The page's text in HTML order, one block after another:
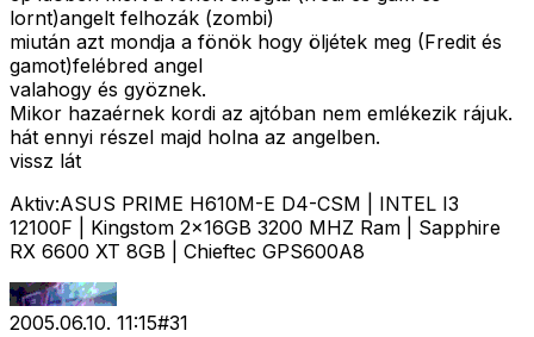
lornt)angelt felhozák (zombi)
miután azt mondja a fönök hogy öljétek meg (Fredit és
gamot)felébred angel
valahogy és gyöznek.
Mikor hazaérnek kordi az ajtóban nem emlékezik rájuk.
hát ennyi részel majd holna az angelben.
vissz lát
Aktiv:ASUS PRIME H610M-E D4-CSM | INTEL I3
12100F | Kingstom 2x16GB 3200 MHZ Ram | Sapphire
RX 6600 XT 8GB | Chieftec GPS600A8
2005.06.10. 11:15#31